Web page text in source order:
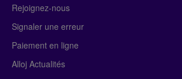
Rejoignez-nous
Signaler une erreur
Paiement en ligne
Alloj Actualités